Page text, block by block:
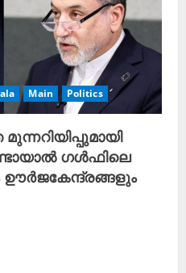
Main Politics
ഗൾഫിലെ